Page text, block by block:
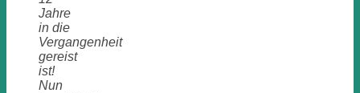
Jahre
in die
Vergangenheit
gereist
ist!
Nun